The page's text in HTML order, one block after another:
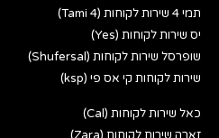
תמי 4 שירות לקוחות (Tami 4)
יס שירות לקוחות (Yes)
שופרסל שירות לקוחות (Shufersal)
שירות לקוחות קי אס פי (ksp)
כאל שירות לקוחות (Cal)
זארה שירות לקוחות (Zara)